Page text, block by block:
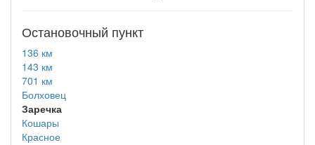
Остановочный пункт
136 км
143 км
701 км
Болховец
Заречка
Кошары
Красное